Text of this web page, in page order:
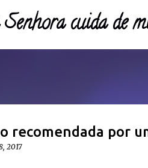
Senhora cuida de
recomendada por
2017